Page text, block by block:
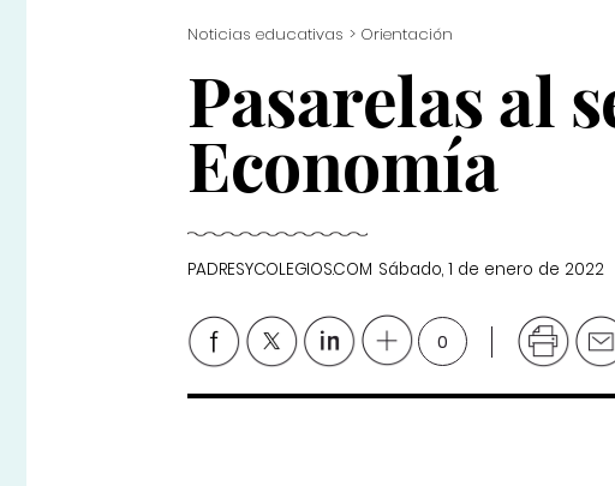
Noticias educativas Orientación
Pasarelas al
Economía
PADRESYCOLEGIOS.COM Sábado, 1 de enero de 2022
0